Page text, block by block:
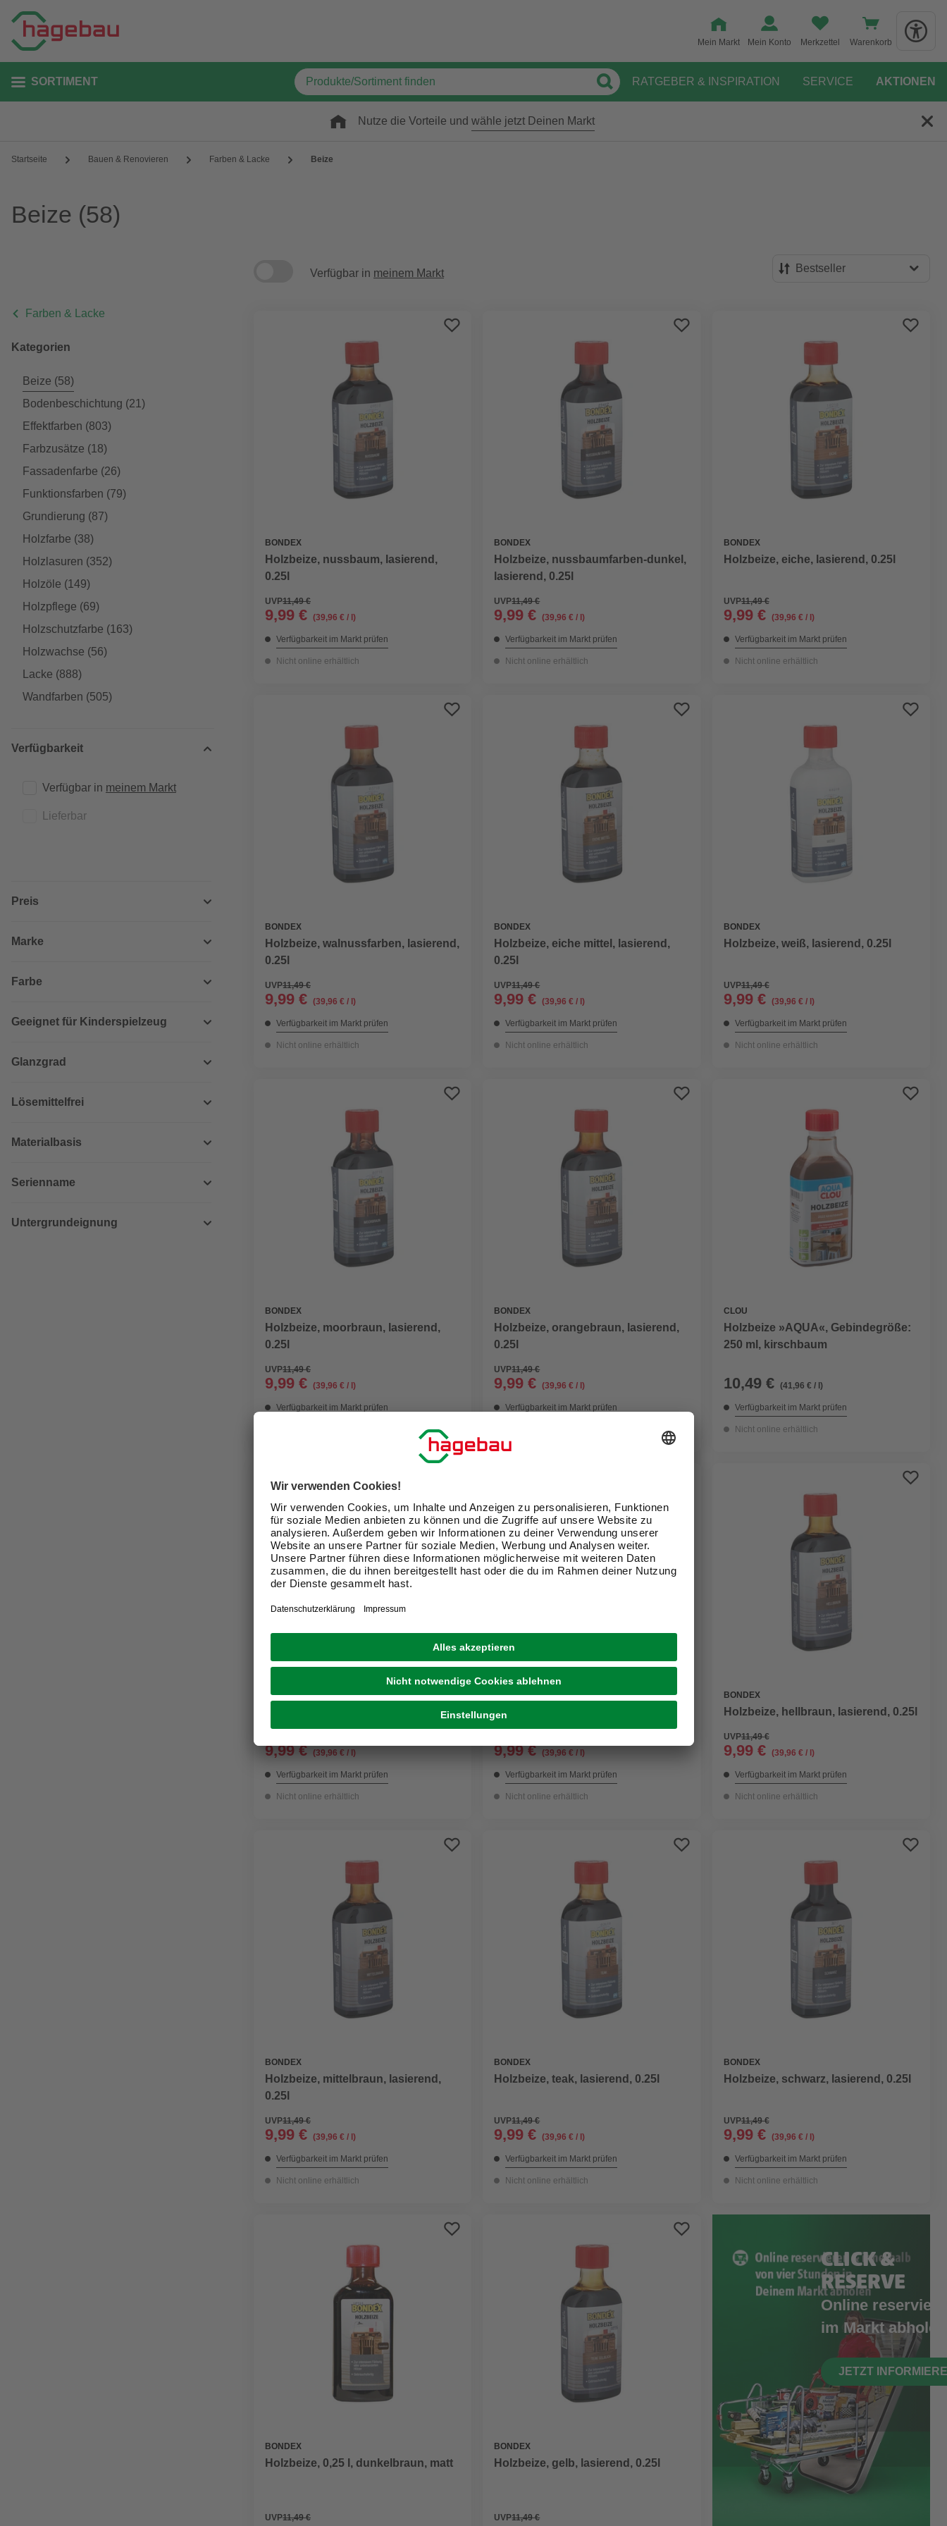
Mein Markt Mein Konto Merkzettel Warenkorb
SORTIMENT RATGEBER & INSPIRATION SERVICE AKTIONEN
Nutze die Vorteile und wähle jetzt Deinen Markt
Startseite Bauen & Renovieren Farben & Lacke Beize
Beize (58)
Farben & Lacke
Kategorien
Beize (58)
Bodenbeschichtung (21)
Effektfarben (803)
Farbzusätze (18)
Fassadenfarbe (26)
Funktionsfarben (79)
Grundierung (87)
Holzfarbe (38)
Holzlasuren (352)
Holzöle (149)
Holzpflege (69)
Holzschutzfarbe (163)
Holzwachse (56)
Lacke (888)
Wandfarben (505)
Verfügbarkeit
Verfügbar in meinem Markt
Lieferbar
Preis
Marke
Farbe
Geeignet für Kinderspielzeug
Glanzgrad
Lösemittelfrei
Materialbasis
Serienname
Untergrundeignung
Verfügbar in meinem Markt Bestseller
Bewertung
BONDEX
Holzbeize, nussbaum, lasierend,
0.25l
UVP11,49 €
9,99 € (39,96 € / l)
Verfügbarkeit im Markt prüfen
Nicht online erhältlich
BONDEX
Holzbeize, nussbaumfarben-dunkel,
lasierend, 0.25l
UVP11,49 €
9,99 € (39,96 € / l)
Verfügbarkeit im Markt prüfen
Nicht online erhältlich
BONDEX
Holzbeize, eiche, lasierend, 0.25l
UVP11,49 €
9,99 € (39,96 € / l)
Verfügbarkeit im Markt prüfen
Nicht online erhältlich
BONDEX
Holzbeize, walnussfarben, lasierend,
0.25l
UVP11,49 €
9,99 € (39,96 € / l)
Verfügbarkeit im Markt prüfen
Nicht online erhältlich
BONDEX
Holzbeize, eiche mittel, lasierend,
0.25l
UVP11,49 €
9,99 € (39,96 € / l)
Verfügbarkeit im Markt prüfen
Nicht online erhältlich
BONDEX
Holzbeize, weiß, lasierend, 0.25l
UVP11,49 €
9,99 € (39,96 € / l)
Verfügbarkeit im Markt prüfen
Nicht online erhältlich
BONDEX
Holzbeize, moorbraun, lasierend,
0.25l
UVP11,49 €
9,99 € (39,96 € / l)
Verfügbarkeit im Markt prüfen
BONDEX
Holzbeize, orangebraun, lasierend,
0.25l
UVP11,49 €
9,99 € (39,96 € / l)
Verfügbarkeit im Markt prüfen
CLOU
Holzbeize »AQUA«, Gebindegröße:
250 ml, kirschbaum
10,49 € (41,96 € / l)
Verfügbarkeit im Markt prüfen
Nicht online erhältlich
BONDEX
9,99 € (39,96 € / l)
Verfügbarkeit im Markt prüfen
Nicht online erhältlich
BONDEX
Holzbeize, kiefer, lasierend, 0.25l
9,99 € (39,96 € / l)
Verfügbarkeit im Markt prüfen
Nicht online erhältlich
BONDEX
Holzbeize, hellbraun, lasierend, 0.25l
UVP11,49 €
9,99 € (39,96 € / l)
Verfügbarkeit im Markt prüfen
Nicht online erhältlich
BONDEX
Holzbeize, mittelbraun, lasierend,
0.25l
UVP11,49 €
9,99 € (39,96 € / l)
Verfügbarkeit im Markt prüfen
Nicht online erhältlich
BONDEX
Holzbeize, teak, lasierend, 0.25l
UVP11,49 €
9,99 € (39,96 € / l)
Verfügbarkeit im Markt prüfen
Nicht online erhältlich
BONDEX
Holzbeize, schwarz, lasierend, 0.25l
UVP11,49 €
9,99 € (39,96 € / l)
Verfügbarkeit im Markt prüfen
Nicht online erhältlich
BONDEX
Holzbeize, 0,25 l, dunkelbraun, matt
UVP11,49 €
BONDEX
Holzbeize, gelb, lasierend, 0.25l
UVP11,49 €
CLICK &
RESERVE
Online
im Markt abholen
JETZT